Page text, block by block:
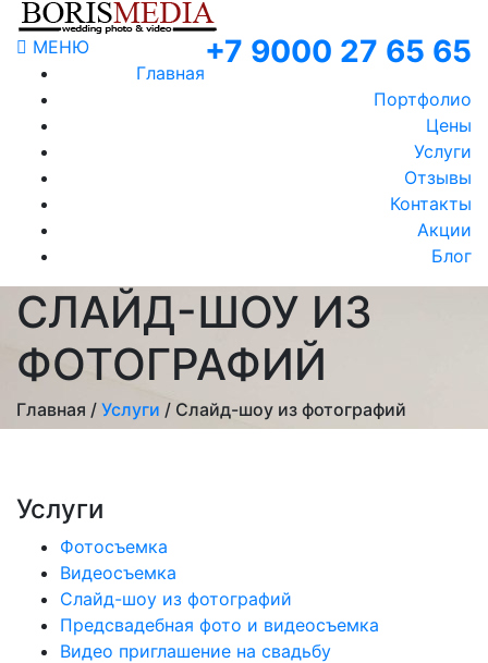
+7 9000 27 65 65
МЕНЮ
Главная
Портфолио
Цены
Услуги
Отзывы
Контакты
Акции
Блог
СЛАЙД-ШОУ ИЗ
ФОТОГРАФИЙ
Главная / Услуги / Слайд-шоу из фотографий
Услуги
Фотосъемка
Видеосъемка
Слайд-шоу из фотографий
Предсвадебная фото и видеосъемка
Видео приглашение на свадьбу